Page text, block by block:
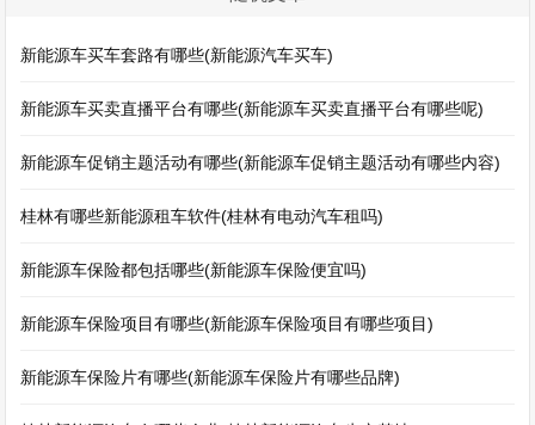
新能源车买车套路有哪些(新能源汽车买车)
新能源车买卖直播平台有哪些(新能源车买卖直播平台有哪些呢)
新能源车促销主题活动有哪些(新能源车促销主题活动有哪些内容)
桂林有哪些新能源租车软件(桂林有电动汽车租吗)
新能源车保险都包括哪些(新能源车保险便宜吗)
新能源车保险项目有哪些(新能源车保险项目有哪些项目)
新能源车保险片有哪些(新能源车保险片有哪些品牌)